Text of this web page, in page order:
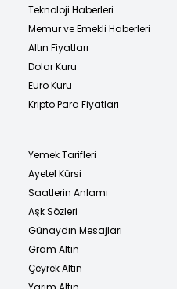
Teknoloji Haberleri
Memur ve Emekli Haberleri
Altın Fiyatları
Dolar Kuru
Euro Kuru
Kripto Para Fiyatları
Yemek Tarifleri
Ayetel Kürsi
Saatlerin Anlamı
Aşk Sözleri
Günaydın Mesajları
Gram Altın
Çeyrek Altın